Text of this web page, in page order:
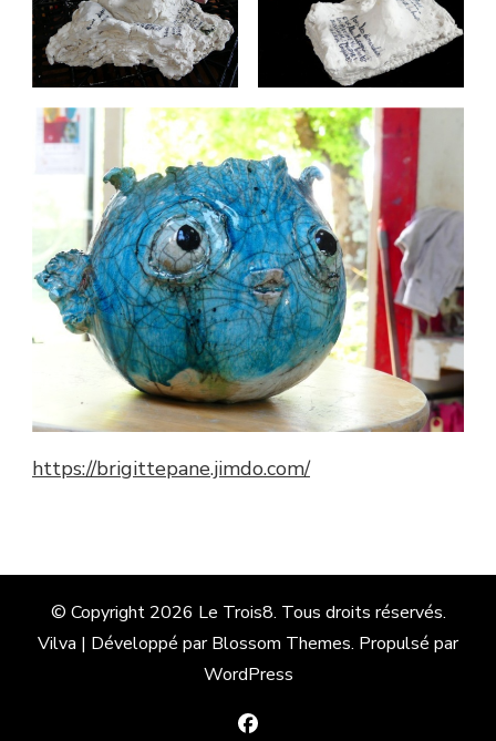
https://brigittepane.jimdo.com/
© Copyright 2026 Le Trois8. Tous droits réservés.
Vilva | Développé parBlossom Themes. Propulsé par
WordPress